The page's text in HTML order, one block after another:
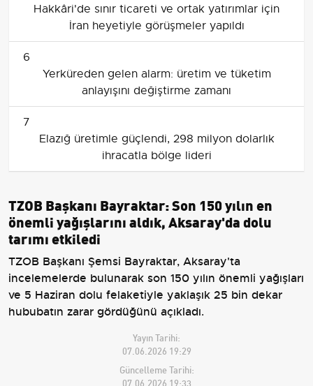
Hakkâri'de sınır ticareti ve ortak yatırımlar için
İran heyetiyle görüşmeler yapıldı
6
Yerküreden gelen alarm: üretim ve tüketim
anlayışını değiştirme zamanı
7
Elazığ üretimle güçlendi, 298 milyon dolarlık
ihracatla bölge lideri
TZOB Başkanı Bayraktar: Son 150 yılın en
önemli yağışlarını aldık, Aksaray'da dolu
tarımı etkiledi
TZOB Başkanı Şemsi Bayraktar, Aksaray'ta
incelemelerde bulunarak son 150 yılın önemli yağışları
ve 5 Haziran dolu felaketiyle yaklaşık 25 bin dekar
hububatın zarar gördüğünü açıkladı.
Yayın Tarihi:
07.06.2026 19:29
Güncelleme Tarihi:
07.06.2026 19:33